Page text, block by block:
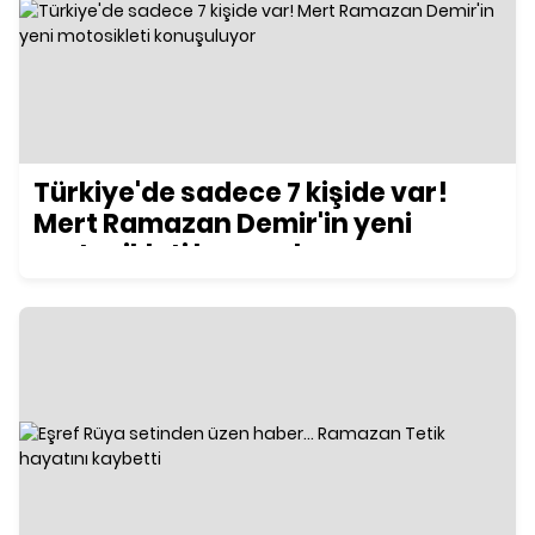
Türkiye'de sadece 7 kişide var!
Mert Ramazan Demir'in yeni
motosikleti konuşuluyor